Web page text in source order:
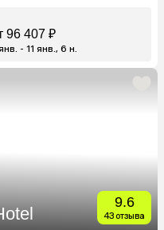
96 407 ₽
- 11 янв., 6 н.
9.6
43 отзыва